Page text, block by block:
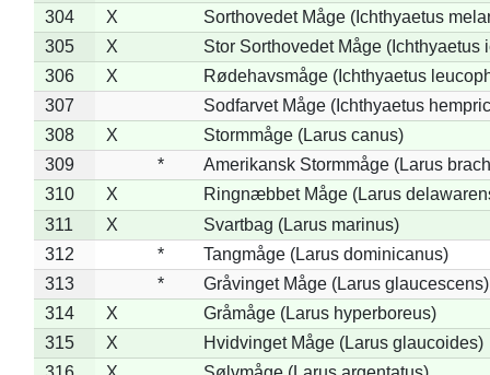
304
X
Sorthovedet Måge (Ichthyaetus
305
X
Stor Sorthovedet Måge (Ichthyaetus
306
X
Rødehavsmåge (Ichthyaetus
307
Sodfarvet Måge (Ichthyaetus
308
X
Stormmåge (Larus canus)
309
*
Amerikansk Stormmåge (Larus
310
X
Ringnæbbet Måge (Larus
311
X
Svartbag (Larus marinus)
312
*
Tangmåge (Larus dominicanus)
313
*
Gråvinget Måge (Larus glaucescens)
314
X
Gråmåge (Larus hyperboreus)
315
X
Hvidvinget Måge (Larus glaucoides)